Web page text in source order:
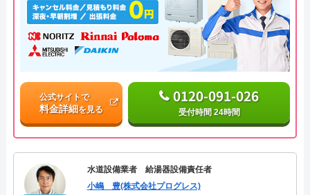
公式サイトで
料金詳細を見る
0120-091-026
受付時間 24時間
水道設備業者 給湯器設備責任者
小嶋 豊(株式会社プログレス)